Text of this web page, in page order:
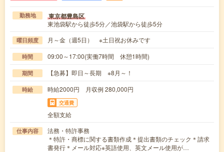
勤務地 東京都豊島区
東池袋駅から徒歩5分／池袋駅から徒歩5分
曜日頻度 月～金（週5日） ※土日祝お休みです
時間 09:00～17:00(実働7時間 休憩1時間)
期間 【急募】即日～長期 ※8月～！
時給 時給2000円 月収例 280,000円
交通費
全額支給
仕事内容
法務・特許事務
＊特許・商標に関する書類作成＊提出書類のチェック＊請求
書発行＊メール対応※英語使用、英文メール使用が…